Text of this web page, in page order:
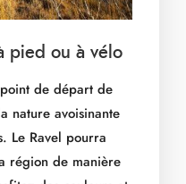
pied ou à vélo
de départ de
nature avoisinante
Le Ravel pourra
région de manière